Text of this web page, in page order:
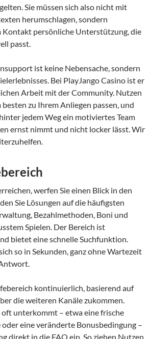
Sie müssen sich also nicht mit
herumschlagen, sondern
Kontakt persönliche Unterstützung, die
passt.
ist keine Nebensache, sondern
Bei PlayJango Casino ist er
Arbeit mit der Community. Nutzen
besten zu Ihrem Anliegen passen, und
jedem Weg ein motiviertes Team
ernst nimmt und nicht locker lässt. Wir
werfen Sie einen Blick in den
Sie Lösungen auf die häufigsten
Bezahlmethoden, Boni und
Spielen. Der Bereich ist
bietet eine schnelle Suchfunktion.
so in Sekunden, ganz ohne Wartezeit
kontinuierlich, basierend auf
die weiteren Kanäle zukommen.
oft unterkommt – etwa eine frische
eine veränderte Bonusbedingung –
direkt in die FAQ ein. So ziehen Nutzen